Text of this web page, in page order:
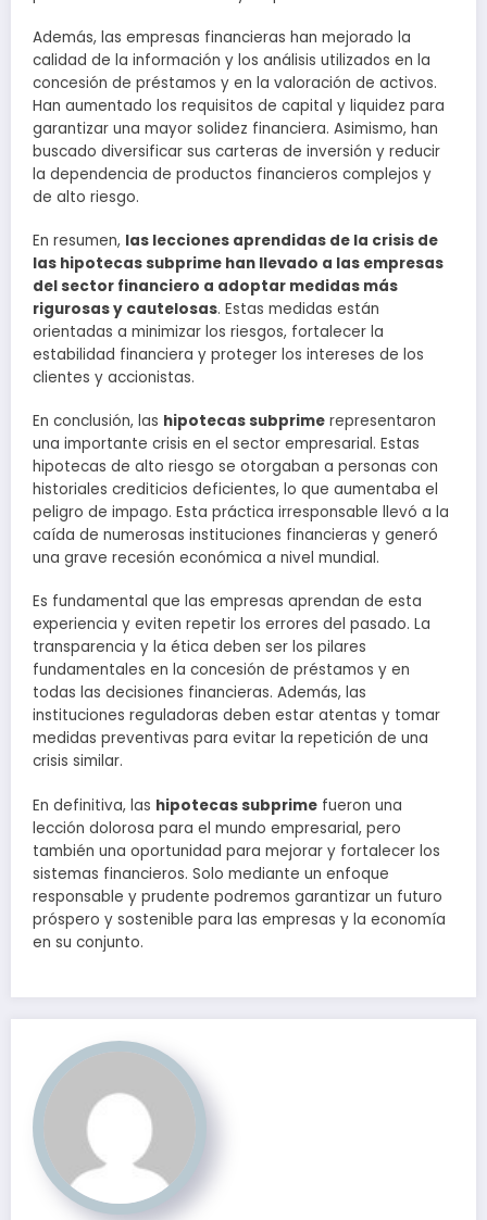
Además, las empresas financieras han mejorado la
calidad de la información y los análisis utilizados en la
concesión de préstamos y en la valoración de activos.
Han aumentado los requisitos de capital y liquidez para
garantizar una mayor solidez financiera. Asimismo, han
buscado diversificar sus carteras de inversión y reducir
la dependencia de productos financieros complejos y
de alto riesgo.
En resumen, las lecciones aprendidas de la crisis de
las hipotecas subprime han llevado a las empresas
del sector financiero a adoptar medidas más
rigurosas y cautelosas. Estas medidas están
orientadas a minimizar los riesgos, fortalecer la
estabilidad financiera y proteger los intereses de los
clientes y accionistas.
En conclusión, las hipotecas subprime representaron
una importante crisis en el sector empresarial. Estas
hipotecas de alto riesgo se otorgaban a personas con
historiales crediticios deficientes, lo que aumentaba el
peligro de impago. Esta práctica irresponsable llevó a la
caída de numerosas instituciones financieras y generó
una grave recesión económica a nivel mundial.
Es fundamental que las empresas aprendan de esta
experiencia y eviten repetir los errores del pasado. La
transparencia y la ética deben ser los pilares
fundamentales en la concesión de préstamos y en
todas las decisiones financieras. Además, las
instituciones reguladoras deben estar atentas y tomar
medidas preventivas para evitar la repetición de una
crisis similar.
En definitiva, las hipotecas subprime fueron una
lección dolorosa para el mundo empresarial, pero
también una oportunidad para mejorar y fortalecer los
sistemas financieros. Solo mediante un enfoque
responsable y prudente podremos garantizar un futuro
próspero y sostenible para las empresas y la economía
en su conjunto.